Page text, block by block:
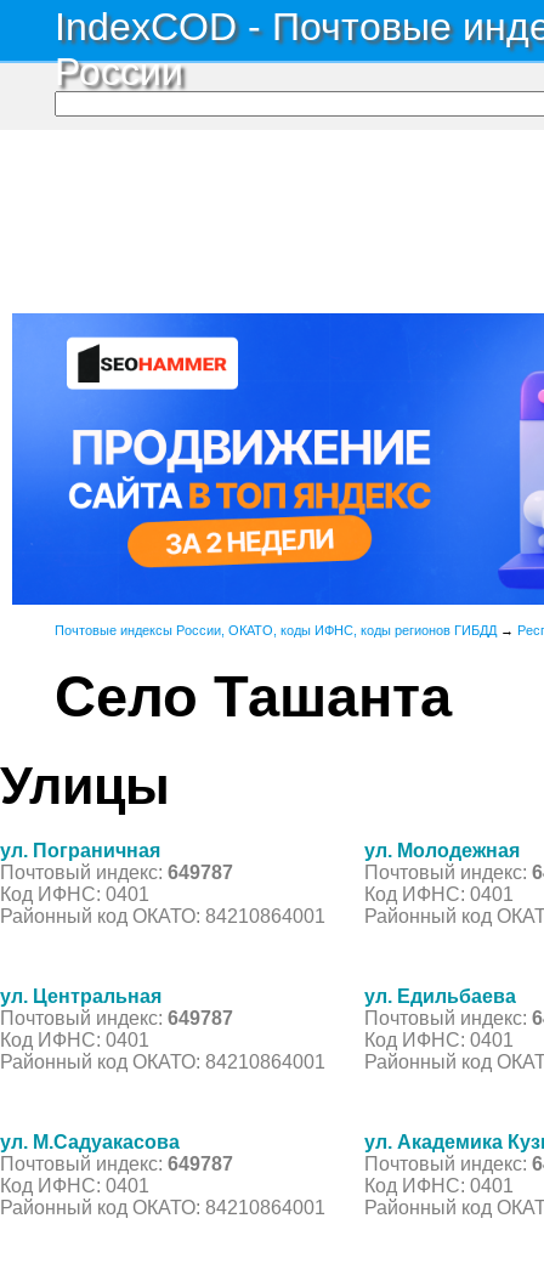
IndexCOD - Почтовые
России
Почтовые индексы России, ОКАТО, коды ИФНС, коды регионов ГИБДД →
Село Ташанта
Улицы
ул. Пограничная
Почтовый индекс: 649787
Код ИФНС: 0401
Районный код ОКАТО: 84210864001
ул. Молодежная
Почтовый индекс:
Код ИФНС: 0401
Районный код
ул. Центральная
Почтовый индекс: 649787
Код ИФНС: 0401
Районный код ОКАТО: 84210864001
ул. Едильбаева
Почтовый индекс:
Код ИФНС: 0401
Районный код
ул. М.Садуакасова
Почтовый индекс: 649787
Код ИФНС: 0401
Районный код ОКАТО: 84210864001
ул. Академика
Почтовый индекс:
Код ИФНС: 0401
Районный код